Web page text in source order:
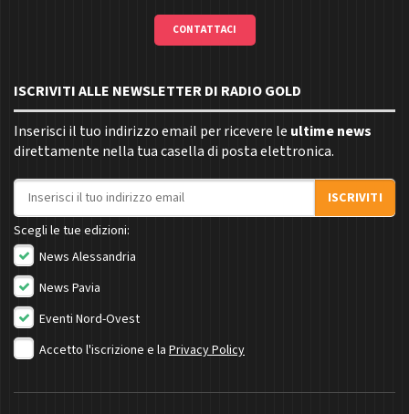
CONTATTACI
ISCRIVITI ALLE NEWSLETTER DI RADIO GOLD
Inserisci il tuo indirizzo email per ricevere le ultime news
direttamente nella tua casella di posta elettronica.
Indirizzo email
ISCRIVITI
Scegli le tue edizioni:
News Alessandria
News Pavia
Eventi Nord-Ovest
Accetto l'iscrizione e la Privacy Policy